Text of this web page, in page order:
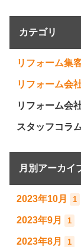
カテゴリ
リフォーム集
リフォーム会
リフォーム会
スタッフコラ
月別アーカイ
2023年10月 1
2023年9月 1
2023年8月 1